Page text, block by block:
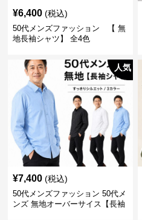
¥6,400 (税込)
50代メンズファッション 【 無
地長袖シャツ】 全4色
人気
¥7,400 (税込)
50代メンズファッション 50代メ
ンズ 無地オーバーサイス【長袖